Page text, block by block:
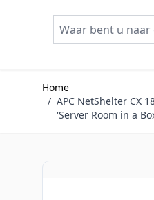
Home
/ APC NetShelter CX
'Server Room in a